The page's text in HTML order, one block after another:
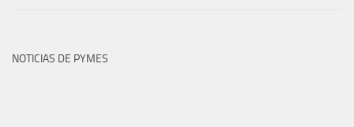
NOTICIAS DE PYMES